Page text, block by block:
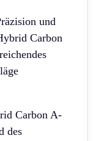
und
Carbon
Carbon A-
des